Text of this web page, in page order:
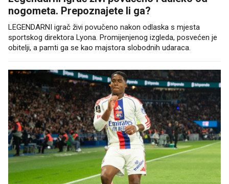
nogometa. Prepoznajete li ga?
LEGENDARNI igrač živi povučeno nakon odlaska s mjesta
sportskog direktora Lyona. Promijenjenog izgleda, posvećen je
obitelji, a pamti ga se kao majstora slobodnih udaraca.